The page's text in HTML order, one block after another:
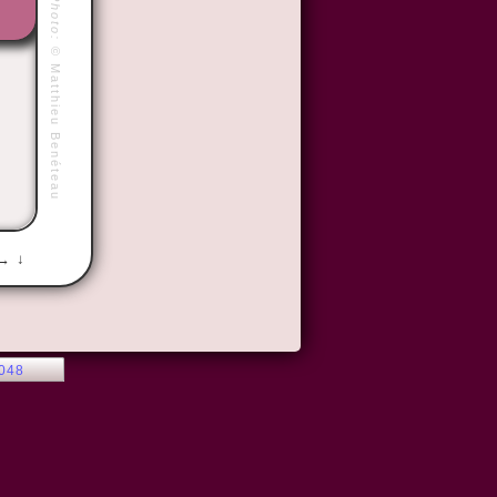
Photo:
©
Matthieu Benéteau
↓